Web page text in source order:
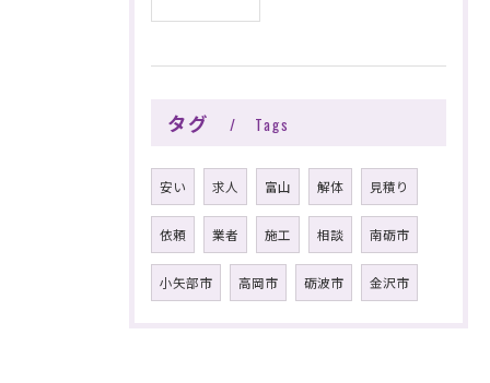
タグ Tags
安い 求人 富山 解体 見積り
依頼 業者 施工 相談 南砺市
小矢部市 高岡市 砺波市 金沢市